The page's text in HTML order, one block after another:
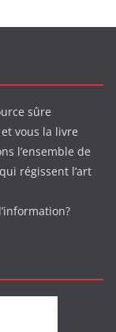
sûre
vous la livre
l’ensemble de
régissent l’art